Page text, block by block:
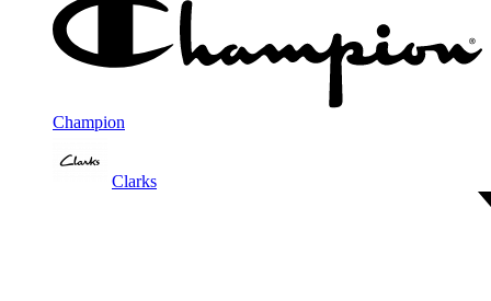
Champion
Clarks